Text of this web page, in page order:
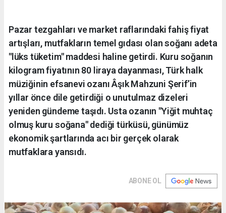
Pazar tezgahları ve market raflarındaki fahiş fiyat
artışları, mutfakların temel gıdası olan soğanı adeta
"lüks tüketim" maddesi haline getirdi. Kuru soğanın
kilogram fiyatının 80 liraya dayanması, Türk halk
müziğinin efsanevi ozanı Âşık Mahzuni Şerif’in
yıllar önce dile getirdiği o unutulmaz dizeleri
yeniden gündeme taşıdı. Usta ozanın "Yiğit muhtaç
olmuş kuru soğana" dediği türküsü, günümüz
ekonomik şartlarında acı bir gerçek olarak
mutfaklara yansıdı.
ABONE OL